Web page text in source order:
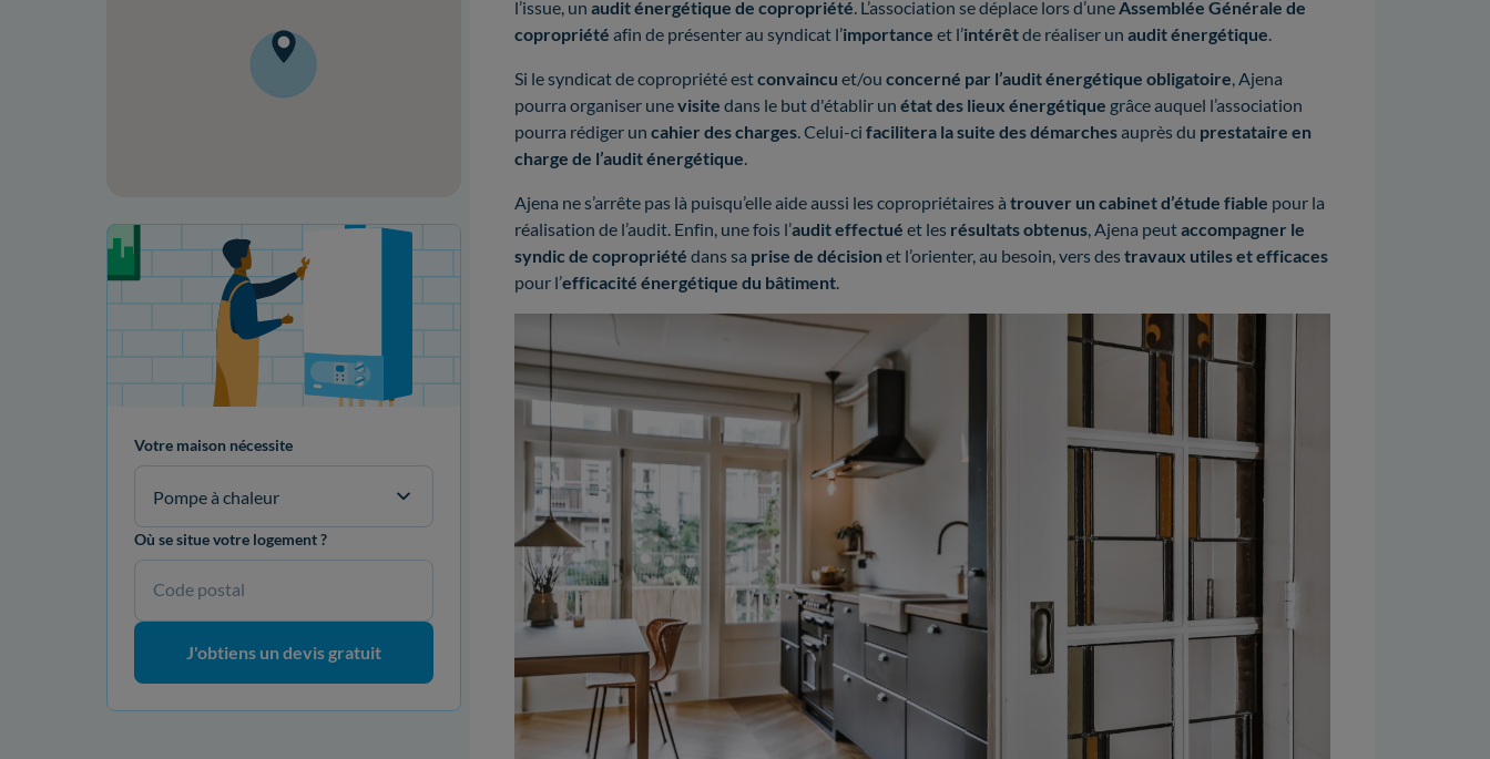
Votre projet de rénovation
Votre maison nécessite
Pompe à chaleur
Où se situe votre logement ?
Code postal
J'obtiens un devis gratuit
l’issue, un audit énergétique de copropriété. L’association se déplace lors d’uneAssemblée Générale de
copropriété afin de présenter au syndicat l’importance et l’intérêtde réaliser un audit énergétique.
Si le syndicat de copropriété estconvaincu et/ou concerné par l’audit énergétique obligatoire, Ajena
pourra organiser unevisite dans le but d'établir un état des lieux énergétique grâce auquel l’association
pourra rédiger un cahier des charges. Celui-ci facilitera la suite des démarchesauprès du prestataire en
charge de l’audit énergétique.
Ajena ne s’arrête pas là puisqu’elle aide aussi les copropriétaires à trouver un cabinet d’étude fiable pour la
réalisation de l’audit. Enfin, une fois l’audit effectué et les résultats obtenus, Ajena peutaccompagner le
syndic de copropriété dans sa prise de décisionet l’orienter, au besoin, vers destravaux utiles et efficaces
pour l’efficacité énergétique du bâtiment.